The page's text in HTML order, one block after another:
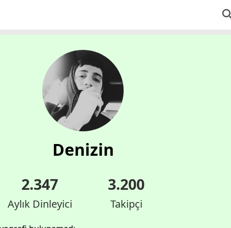
Denizin
2.347
Aylık Dinleyici
3.200
Takipçi